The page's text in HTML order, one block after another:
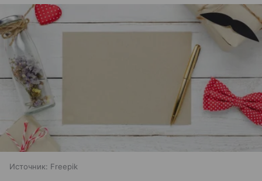
Источник: Freepik